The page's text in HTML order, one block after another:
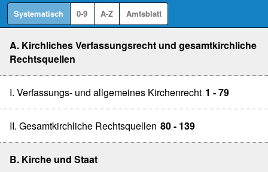
Systematisch 0-9 A-Z Amtsblatt
A. Kirchliches Verfassungsrecht und gesamtkirchliche
Rechtsquellen
I. Verfassungs- und allgemeines Kirchenrecht 1 - 79
II. Gesamtkirchliche Rechtsquellen 80 - 139
B. Kirche und Staat